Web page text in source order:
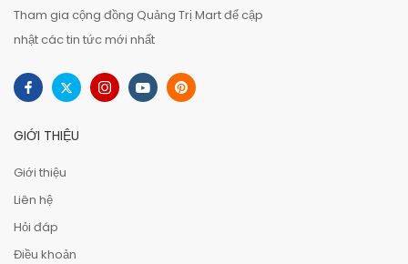
Tham gia cộng đồng Quảng Trị Mart để cập
nhật các tin tức mới nhất
GIỚI THIỆU
Giới thiệu
Liên hệ
Hỏi đáp
Điều khoản